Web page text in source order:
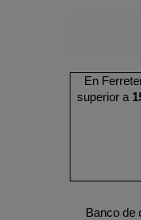
En
superior a
Banco de